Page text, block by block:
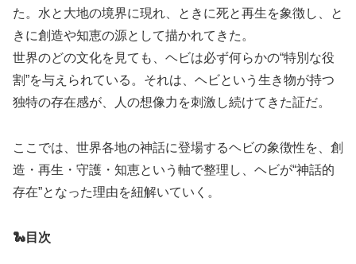
た。水と大地の境界に現れ、ときに死と再生を象徴し、と
きに創造や知恵の源として描かれてきた。
世界のどの文化を見ても、ヘビは必ず何らかの“特別な役
割”を与えられている。それは、ヘビという生き物が持つ
独特の存在感が、人の想像力を刺激し続けてきた証だ。
ここでは、世界各地の神話に登場するヘビの象徴性を、創
造・再生・守護・知恵という軸で整理し、ヘビが“神話的
存在”となった理由を紐解いていく。
🐍目次